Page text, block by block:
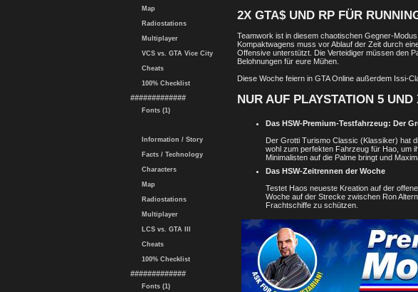
Map
Radiostations
Multiplayer
VCS vs. GTA Vice City
Cheats
100% Checklist
#############
Fonts (1)
Information / Story
Facts / Technology
Characters
Map
Radiostations
Multiplayer
LCS vs. GTA III
Cheats
100% Checklist
#############
Fonts (1)
2X GTA$ UND RP FÜR
Teamwork ist in diesem chaotischen Gegner-
Kompaktwagens muss vor Ablauf der Zeit durch
Offensive unterstützt. Die Verteidiger müssen den
Belohnungen für eure Mühen.
Diese Woche feiern in GTA Online außerdem Issi-
NUR AUF PLAYSTATION 5
Das HSW-Premium-Testfahrzeug: Der
Der Grotti Turismo Classic (Klassiker) hat
wohl zum perfekten Fahrzeug für Hao, um
Minimalisten auf die Palme bringt und
Das HSW-Zeitrennen der Woche
Testet Haos neueste Kreation auf der
Woche auf der Strecke zwischen Ron
Frachtschiffe zu schützen.